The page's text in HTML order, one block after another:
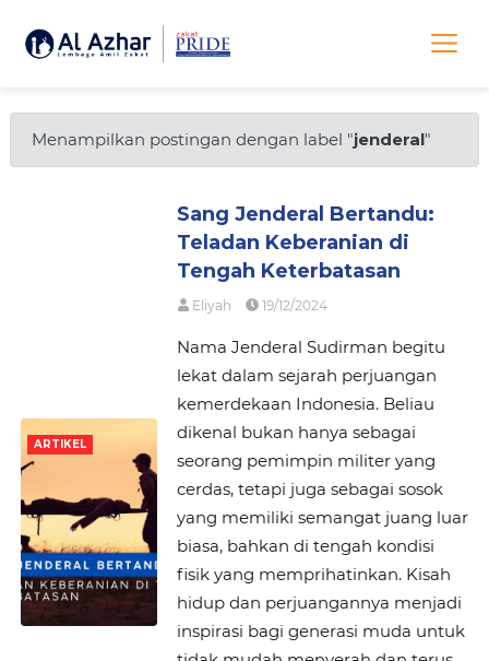
Menampilkan postingan dengan label "jenderal"
ARTIKEL
Sang Jenderal Bertandu:
Teladan Keberanian di
Tengah Keterbatasan
Eliyah 19/12/2024
Nama Jenderal Sudirman begitu
lekat dalam sejarah perjuangan
kemerdekaan Indonesia. Beliau
dikenal bukan hanya sebagai
seorang pemimpin militer yang
cerdas, tetapi juga sebagai sosok
yang memiliki semangat juang luar
biasa, bahkan di tengah kondisi
fisik yang memprihatinkan. Kisah
hidup dan perjuangannya menjadi
inspirasi bagi generasi muda untuk